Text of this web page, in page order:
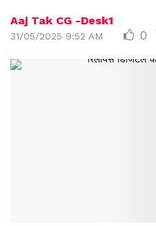
Aaj Tak CG -Desk1
31/05/2025 9:52 AM 0